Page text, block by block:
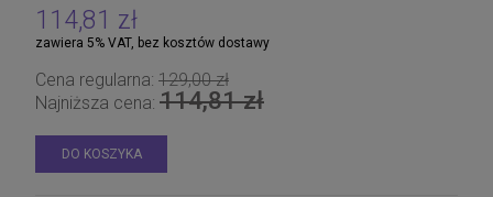
Najniższa cena:
DO KOSZYKA
114,81 zł
zawiera 5% VAT, bez kosztów dostawy
Cena regularna: 129,00 zł
Najniższa cena: 114,81 zł
DO KOSZYKA